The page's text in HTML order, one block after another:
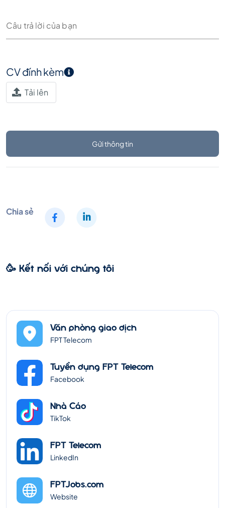
CV đính kèm
Tải lên
Gửi thông tin
Chia sẻ
🥳 Kết nối với chúng tôi
Văn phòng giao dịch
FPT Telecom
Tuyển dụng FPT Telecom
Facebook
Nhà Cáo
TikTok
FPT Telecom
LinkedIn
FPTJobs.com
Website